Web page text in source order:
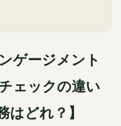
ゲージメント
ェックの違い
はどれ？】